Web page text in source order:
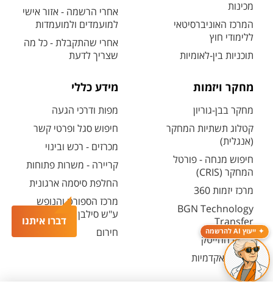
דברו איתנו
ייעוץ AI להרשמה
מכינות
המרכז האוניברסיטאי
ללימודי חוץ
תוכניות בין-לאומיות
אחרי הרשמה - אזור אישי
למועמדים ולמועמדות
אחרי שהתקבלת - כל מה
שצריך לדעת
מחקר ויזמות
מחקר בבן-גוריון
קטלוג תשתיות המחקר
(אנגלית)
חיפוש מנחה - פורטל
המחקר (CRIS)
מרכז יזמות 360
BGN Technology
Transfer
פארק ההייטק
משרות אקדמיות
מידע כללי
מפות ודרכי הגעה
חיפוש סגל ופרטי קשר
מכרזים - רכש ובינוי
קריירה - משרות פתוחות
החלפת סיסמה ארגונית
מרכז הספורט והנופש
ע"ש סילבן אדמס
חירום